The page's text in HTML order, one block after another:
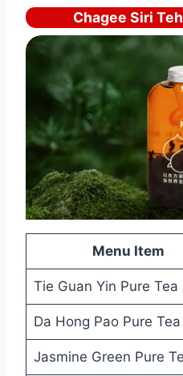
Chagee Siri
Menu Item
Tie Guan Yin Pure Tea
Da Hong Pao Pure Tea
Jasmine Green Pure